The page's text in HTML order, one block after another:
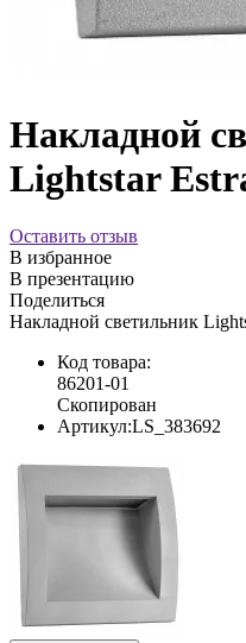
Накладной
Lightstar
Оставить отзыв
В избранное
В презентацию
Поделиться
Накладной светильник
Код товара:
86201-01
Скопирован
Артикул:LS_383692